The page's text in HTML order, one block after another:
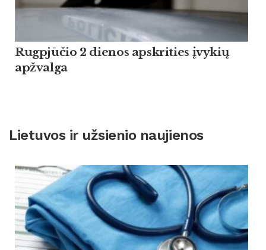
Rugpjūčio 2 dienos apskrities įvykių
apžvalga
Lietuvos ir užsienio naujienos